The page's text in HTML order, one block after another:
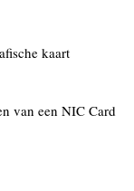
kaart
van een NIC Card